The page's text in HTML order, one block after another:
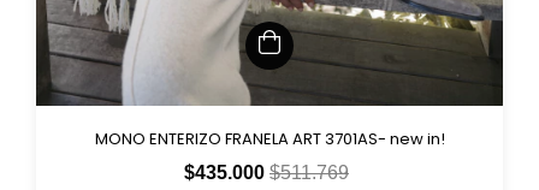
MONO ENTERIZO FRANELA ART 3701AS- new in!
$435.000 $511.769